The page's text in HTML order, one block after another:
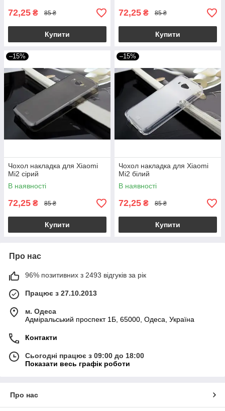
72,25 ₴ 85 ₴
Купити
72,25 ₴ 85 ₴
Купити
–15%
Чохол накладка для Xiaomi
Mi2 сірий
В наявності
72,25 ₴ 85 ₴
Купити
–15%
Чохол накладка для Xiaomi
Mi2 білий
В наявності
72,25 ₴ 85 ₴
Купити
Про нас
96% позитивних з 2493 відгуків за рік
Працює з 27.10.2013
м. Одеса
Адміральський проспект 1Б, 65000, Одеса, Україна
Контакти
Сьогодні працює з 09:00 до 18:00
Показати весь графік роботи
Про нас